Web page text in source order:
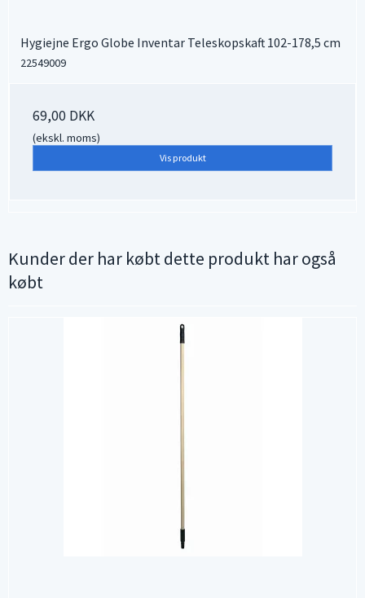
Hygiejne Ergo Globe Inventar Teleskopskaft 102-178,5 cm
22549009
69,00 DKK
(ekskl. moms)
Vis produkt
Kunder der har købt dette produkt har også
købt